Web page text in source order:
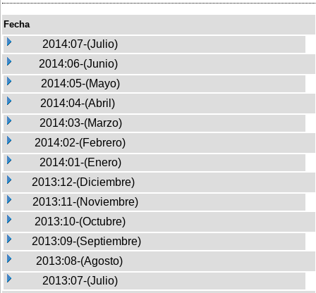
Fecha
2014:07-(Julio)
2014:06-(Junio)
2014:05-(Mayo)
2014:04-(Abril)
2014:03-(Marzo)
2014:02-(Febrero)
2014:01-(Enero)
2013:12-(Diciembre)
2013:11-(Noviembre)
2013:10-(Octubre)
2013:09-(Septiembre)
2013:08-(Agosto)
2013:07-(Julio)